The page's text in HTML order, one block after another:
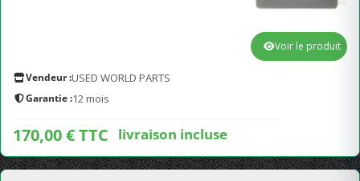
Vendeur :USED WORLD PARTS
Garantie :12 mois
170,00 € TTC livraison incluse
Voir le produit